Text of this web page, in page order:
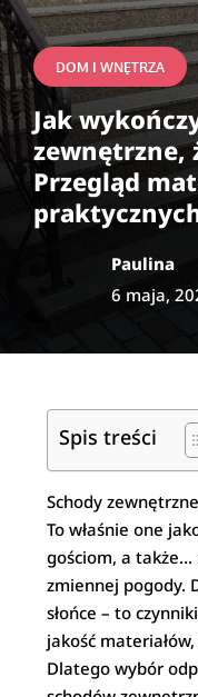
DOM I WNĘTRZA
Jak
zewnętrzne,
Przegląd
Paulina
6 maja,
Spis treści
Schody
To właśnie one
gościom, a
zmiennej pogody.
słońce – to
jakość
Dlatego wybór